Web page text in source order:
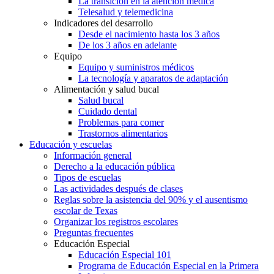
Telesalud y telemedicina
Indicadores del desarrollo
Desde el nacimiento hasta los 3 años
De los 3 años en adelante
Equipo
Equipo y suministros médicos
La tecnología y aparatos de adaptación
Alimentación y salud bucal
Salud bucal
Cuidado dental
Problemas para comer
Trastornos alimentarios
Educación y escuelas
Información general
Derecho a la educación pública
Tipos de escuelas
Las actividades después de clases
Reglas sobre la asistencia del 90% y el ausentismo
escolar de Texas
Organizar los registros escolares
Preguntas frecuentes
Educación Especial
Educación Especial 101
Programa de Educación Especial en la Primera